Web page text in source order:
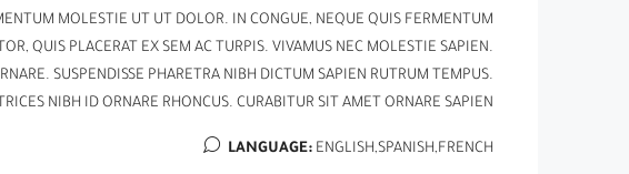
MOLESTIE UT UT DOLOR. IN CONGUE, NEQUE QUIS FERMENTUM
QUIS PLACERAT EX SEM AC TURPIS. VIVAMUS NEC MOLESTIE SAPIEN.
SUSPENDISSE PHARETRA NIBH DICTUM SAPIEN RUTRUM TEMPUS.
NIBH ID ORNARE RHONCUS. CURABITUR SIT AMET ORNARE SAPIEN.
LANGUAGE: ENGLISH,SPANISH,FRENCH